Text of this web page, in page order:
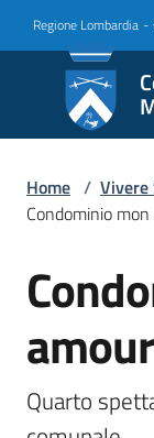
Regione Lombardia -
Amministrazione
Servizi
Home / Vivere
Condominio
Salta al contenuto
amour
Quarto